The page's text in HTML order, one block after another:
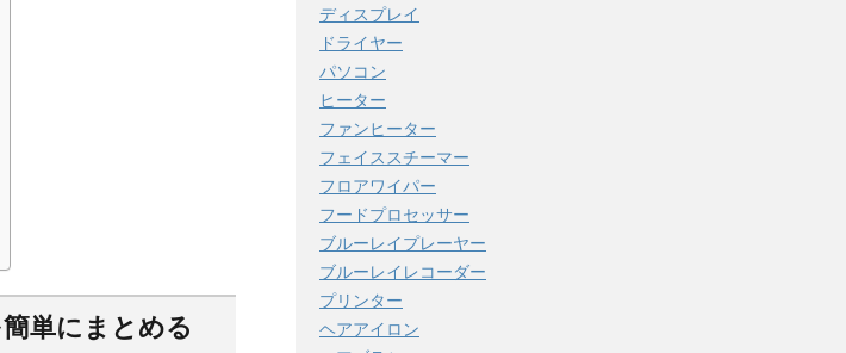
単にまとめる
ディスプレイ
ドライヤー
パソコン
ヒーター
ファンヒーター
フェイススチーマー
フロアワイパー
フードプロセッサー
ブルーレイプレーヤー
ブルーレイレコーダー
プリンター
ヘアアイロン